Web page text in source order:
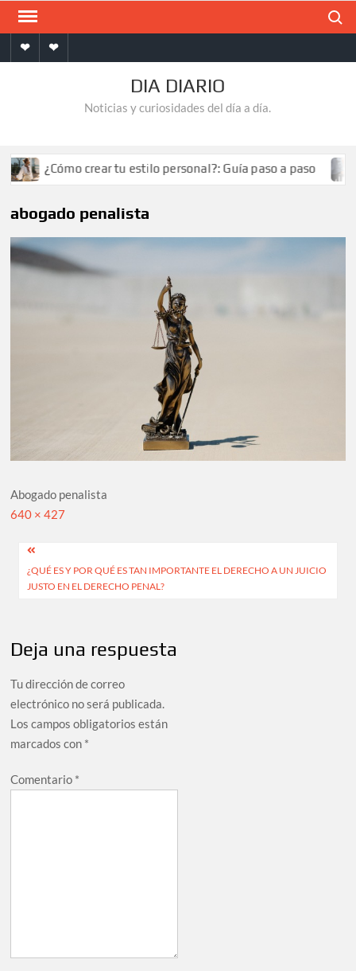
Saltar
contenido
InicioContacto
DIA DIARIO
Noticias y curiosidades del día a día.
¿Cómo crear tu estilo personal?: Guía paso a paso
abogado penalista
Abogado penalista
Tamaño
640 × 427
Navegación
de
¿QUÉ ES Y POR QUÉ ES TAN IMPORTANTE EL DERECHO A UN JUICIO
JUSTO EN EL DERECHO PENAL?
Deja una respuesta
Tu dirección de correo
electrónico no será publicada.
Los campos obligatorios están
marcados con *
Comentario *